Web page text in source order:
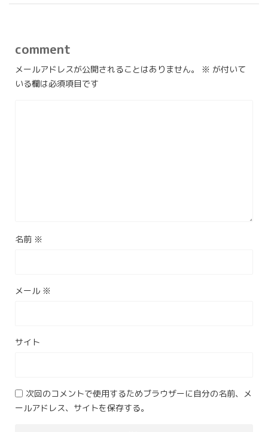
comment
メールアドレスが公開されることはありません。 ※ が付いて
いる欄は必須項目です
名前 ※
メール ※
サイト
次回のコメントで使用するためブラウザーに自分の名前、メ
ールアドレス、サイトを保存する。